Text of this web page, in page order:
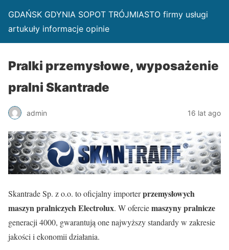
GDAŃSK GDYNIA SOPOT TRÓJMIASTO firmy usługi
artukuły informacje opinie
Pralki przemysłowe, wyposażenie
pralni Skantrade
admin 16 lat ago
Skantrade Sp. z o.o. to oficjalny importerprzemysłowych
maszyn pralniczych Electrolux. W oferciemaszyny pralnicze
generacji 4000, gwarantują one najwyższy standardy w zakresie
jakości i ekonomii działania.